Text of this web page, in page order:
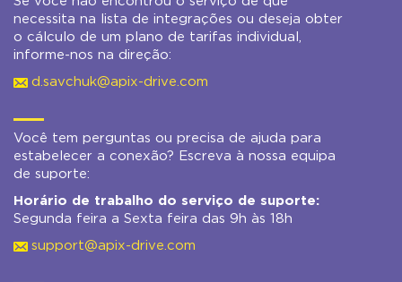
necessita na lista de integrações ou deseja obter
o cálculo de um plano de tarifas individual,
informe-nos na direção:
d.savchuk@apix-drive.com
Você tem perguntas ou precisa de ajuda para
estabelecer a conexão? Escreva à nossa equipa
de suporte:
Horário de trabalho do serviço de suporte:
Segunda feira a Sexta feira das 9h às 18h
support@apix-drive.com